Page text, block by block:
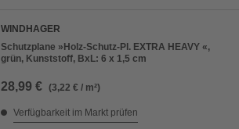
WINDHAGER
Schutzplane »Holz-Schutz-Pl. EXTRA HEAVY «,
grün, Kunststoff, BxL: 6 x 1,5 cm
28,99 € (3,22 € / m²)
Verfügbarkeit im Markt prüfen